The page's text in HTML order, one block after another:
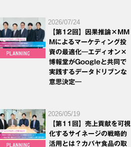
2026/07/24
【第12回】因果推論×MM
Mによるマーケティング投
資の最適化―エディオン×
博報堂がGoogleと共同で
実践するデータドリブンな
意思決定―
2026/05/19
【第11回】売上貢献を可視
化するサイネージの戦略的
活用とは？カバヤ食品の取